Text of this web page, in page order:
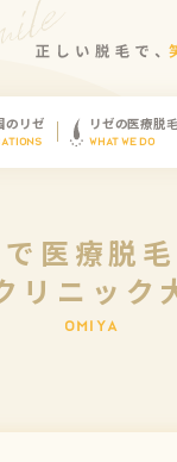
のリゼ リゼの医療脱毛
WHAT WE DO
医療脱
リニック
OM I YA